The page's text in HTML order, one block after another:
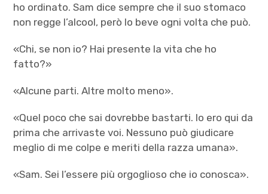
ho ordinato. Sam dice sempre che il suo stomaco
non regge l’alcool, però lo beve ogni volta che può.
«Chi, se non io? Hai presente la vita che ho
fatto?»
«Alcune parti. Altre molto meno».
«Quel poco che sai dovrebbe bastarti. Io ero qui da
prima che arrivaste voi. Nessuno può giudicare
meglio di me colpe e meriti della razza umana».
«Sam. Sei l’essere più orgoglioso che io conosca».